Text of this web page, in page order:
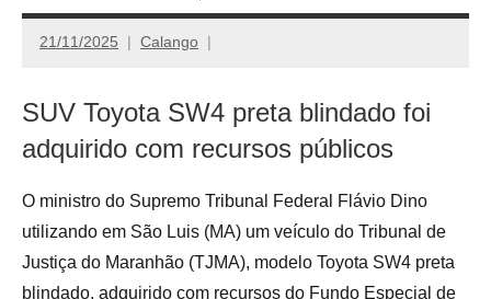
21/11/2025 Calango
SUV Toyota SW4 preta blindado foi
adquirido com recursos públicos
O ministro do Supremo Tribunal Federal Flávio Dino
utilizando em São Luis (MA) um veículo do Tribunal de
Justiça do Maranhão (TJMA), modelo Toyota SW4 preta
blindado, adquirido com recursos do Fundo Especial de